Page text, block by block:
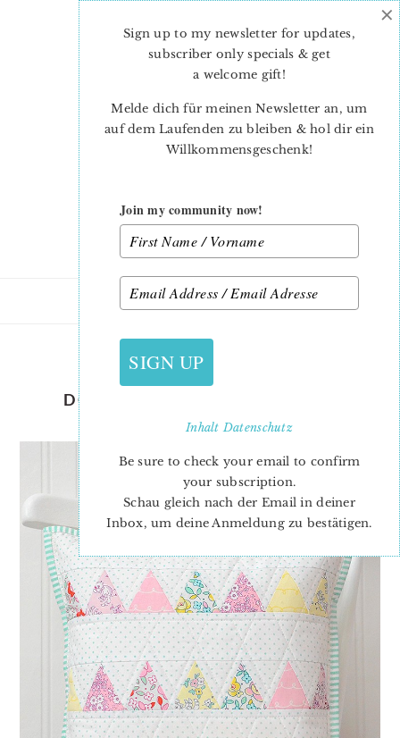
DOLLY BOOK TOUR – LITTLE
DOLLIES IN A ROW
Sign up to my newsletter for updates,
subscriber only specials & get
a welcome gift!
Melde dich für meinen Newsletter an, um
auf dem Laufenden zu bleiben & hol dir ein
Willkommensgeschenk!
Join my community now!
SIGN UP
InhaltDatenschutz
Be sure to check your email to confirm
your subscription.
Schau gleich nach der Email in deiner
Inbox, um deine Anmeldung zu bestätigen.
×